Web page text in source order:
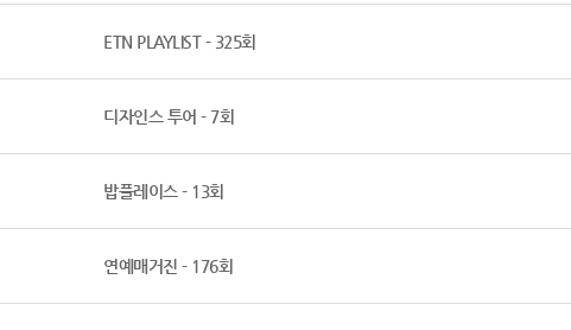
ETN PLAYLIST - 325회
디자인스 투어 - 7회
밥플레이스 - 13회
연예매거진 - 176회